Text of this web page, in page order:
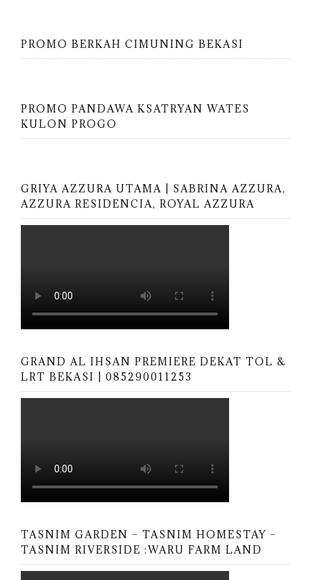
PROMO BERKAH CIMUNING BEKASI
PROMO PANDAWA KSATRYAN WATES
KULON PROGO
GRIYA AZZURA UTAMA | SABRINA AZZURA,
AZZURA RESIDENCIA, ROYAL AZZURA
GRAND AL IHSAN PREMIERE DEKAT TOL &
LRT BEKASI | 085290011253
TASNIM GARDEN – TASNIM HOMESTAY –
TASNIM RIVERSIDE :WARU FARM LAND